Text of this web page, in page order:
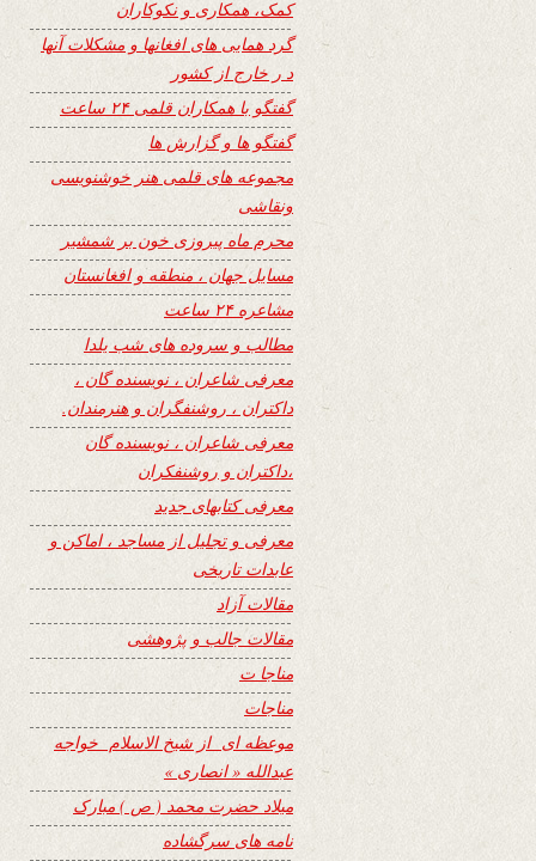
کمک، همکاری و نکوکاران
گرد همایی های افغانها و مشکلات آنها
د ر خارج از کشور
گفتگو با همکاران قلمی ۲۴ ساعت
گفتگو ها و گزارش ها
مجموعه های قلمی هنر خوشنویسی
ونقاشی
محرم ماه پیروزی خون بر شمشیر
مسایل جهان ، منطقه و افغانستان
مشاعره ۲۴ ساعت
مطالب و سروده های شب یلدا
معرفی شاعران ، نویسنده گان ،
داکتران ، روشنفگران و هنرمندان.
معرفی شاعران ، نویسنده گان
،داکتران و روشنفکران
معرفی کتابهای جدید
معرفی و تجلیل از مساجد ، اماکن و
عابدات تاریخی
مقالات آزاد
مقالات جالب و پژوهشی
مناجا ت
مناجات
موعظه ای از شیخ الاسلام خواجه
عبدالله « انصاری »
میلاد حضرت محمد ( ص ) مبارک
نامه های سرگشاده